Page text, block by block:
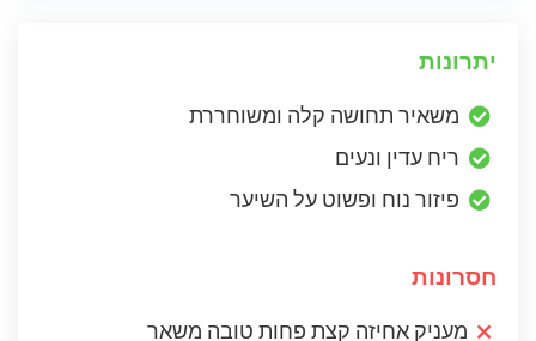
יתרונות
משאיר תחושה קלה ומשוחררת
ריח עדין ונעים
פיזור נוח ופשוט על השיער
חסרונות
מעניק אחיזה קצת פחות טובה משאר